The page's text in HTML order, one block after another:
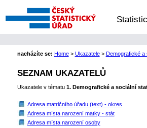
nacházíte se: Home> Ukazatele> Demografické a
SEZNAM UKAZATELŮ
Ukazatele v tématu 1. Demografické a sociální
Adresa matričního úřadu (text) - okres
Adresa místa narození matky - stát
Adresa místa narození osoby